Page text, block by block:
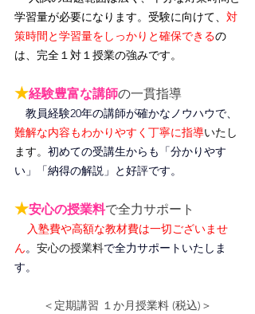
学習量が必要になります。受験に向けて、 対
策時間と学習量をしっかりと確保できるの
は、完全１対１授業の強みです。
★経験豊富な講師の一貫指導
教員経験20年の講師が確かなノウハウで、
難解な内容もわかりやすく丁寧に指導いたし
ます。 初めての受講生からも「分かりやす
い」「納得の解説」と好評です。
★安心の授業料で全力サポート
入塾費や高額な教材費は一切ございませ
ん。 安心の授業料で全力サポートいたしま
す。
＜定期講習 １か月授業料 (税込)＞